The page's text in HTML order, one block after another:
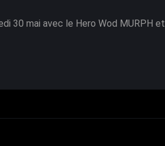
30 mai avec le Hero Wod MURPH et